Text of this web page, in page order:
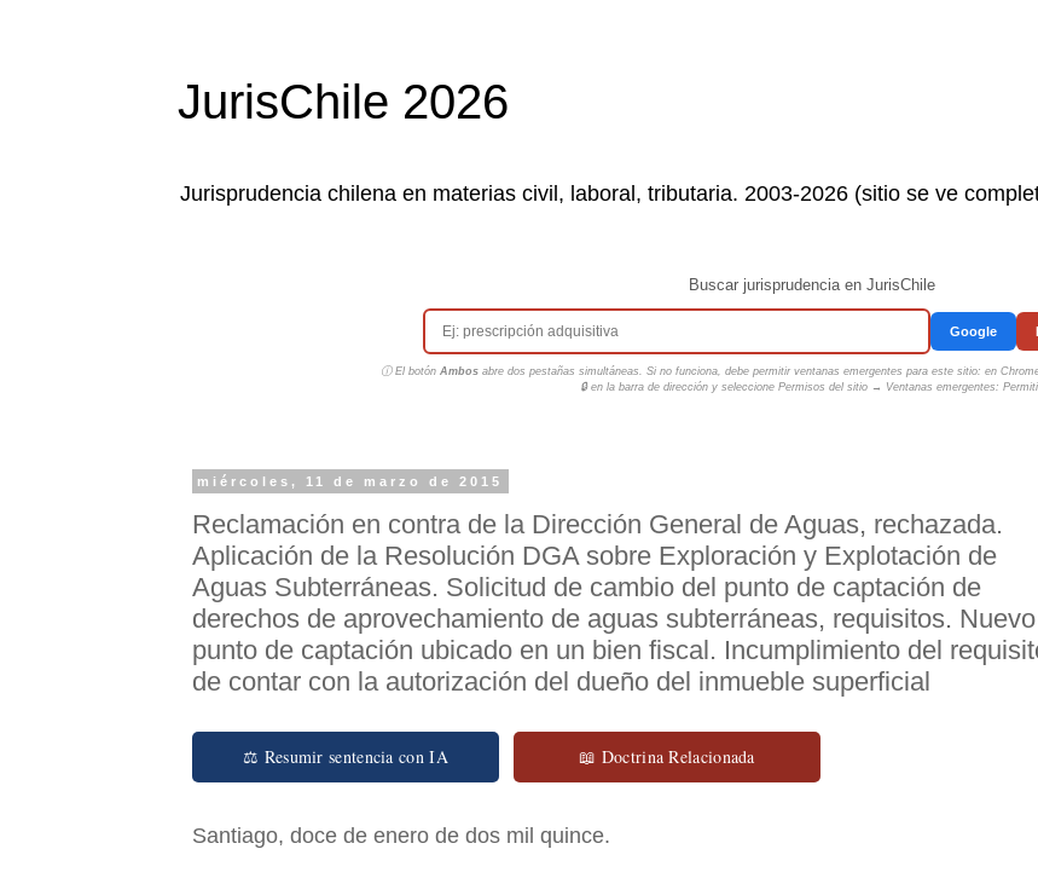
JurisChile 2026
Jurisprudencia chilena en materias civil, laboral, tributaria. 2003-2026 (sitio se ve
Buscar jurisprudencia en JurisChile
Google
ⓘ El botón Ambosabre dos pestañas simultáneas. Si no funciona, debe permitir ventanas emergentes para este sitio: en
🔒 en la barra de dirección y seleccione Permisos del sitio → Ventanas emergentes:
miércoles, 11 de marzo de 2015
Reclamación en contra de la Dirección General de Aguas, rechazada.
Aplicación de la Resolución DGA sobre Exploración y Explotación de
Aguas Subterráneas. Solicitud de cambio del punto de captación de
derechos de aprovechamiento de aguas subterráneas, requisitos. Nuevo
punto de captación ubicado en un bien fiscal. Incumplimiento del
de contar con la autorización del dueño del inmueble superficial
⚖ Resumir sentencia con IA 📖 Doctrina Relacionada
Santiago, doce de enero de dos mil quince.